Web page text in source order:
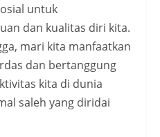
untuk
dan kualitas diri kita.
mari kita manfaatkan
dan bertanggung
kita di dunia
saleh yang diridai